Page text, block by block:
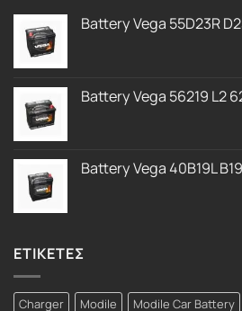
Battery Vega 55D23R
Battery Vega 56219 L2
Battery Vega 40B19L
ΕΤΙΚΕΤΕΣ
Charger Modile Modile Car Battery